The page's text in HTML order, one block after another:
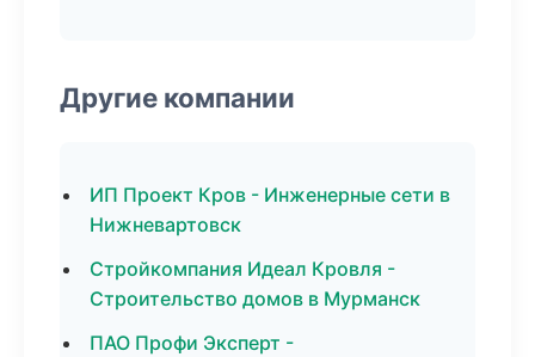
Другие компании
ИП Проект Кров - Инженерные сети в
Нижневартовск
Стройкомпания Идеал Кровля -
Строительство домов в Мурманск
ПАО Профи Эксперт -